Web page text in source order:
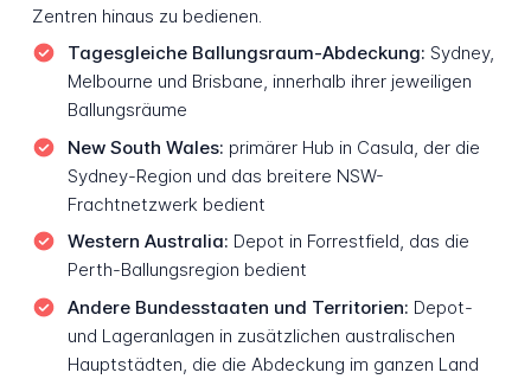
Zentren hinaus zu bedienen.
Tagesgleiche Ballungsraum-Abdeckung: Sydney,
Melbourne und Brisbane, innerhalb ihrer jeweiligen
Ballungsräume
New South Wales: primärer Hub in Casula, der die
Sydney-Region und das breitere NSW-
Frachtnetzwerk bedient
Western Australia: Depot in Forrestfield, das die
Perth-Ballungsregion bedient
Andere Bundesstaaten und Territorien: Depot-
und Lageranlagen in zusätzlichen australischen
Hauptstädten, die die Abdeckung im ganzen Land